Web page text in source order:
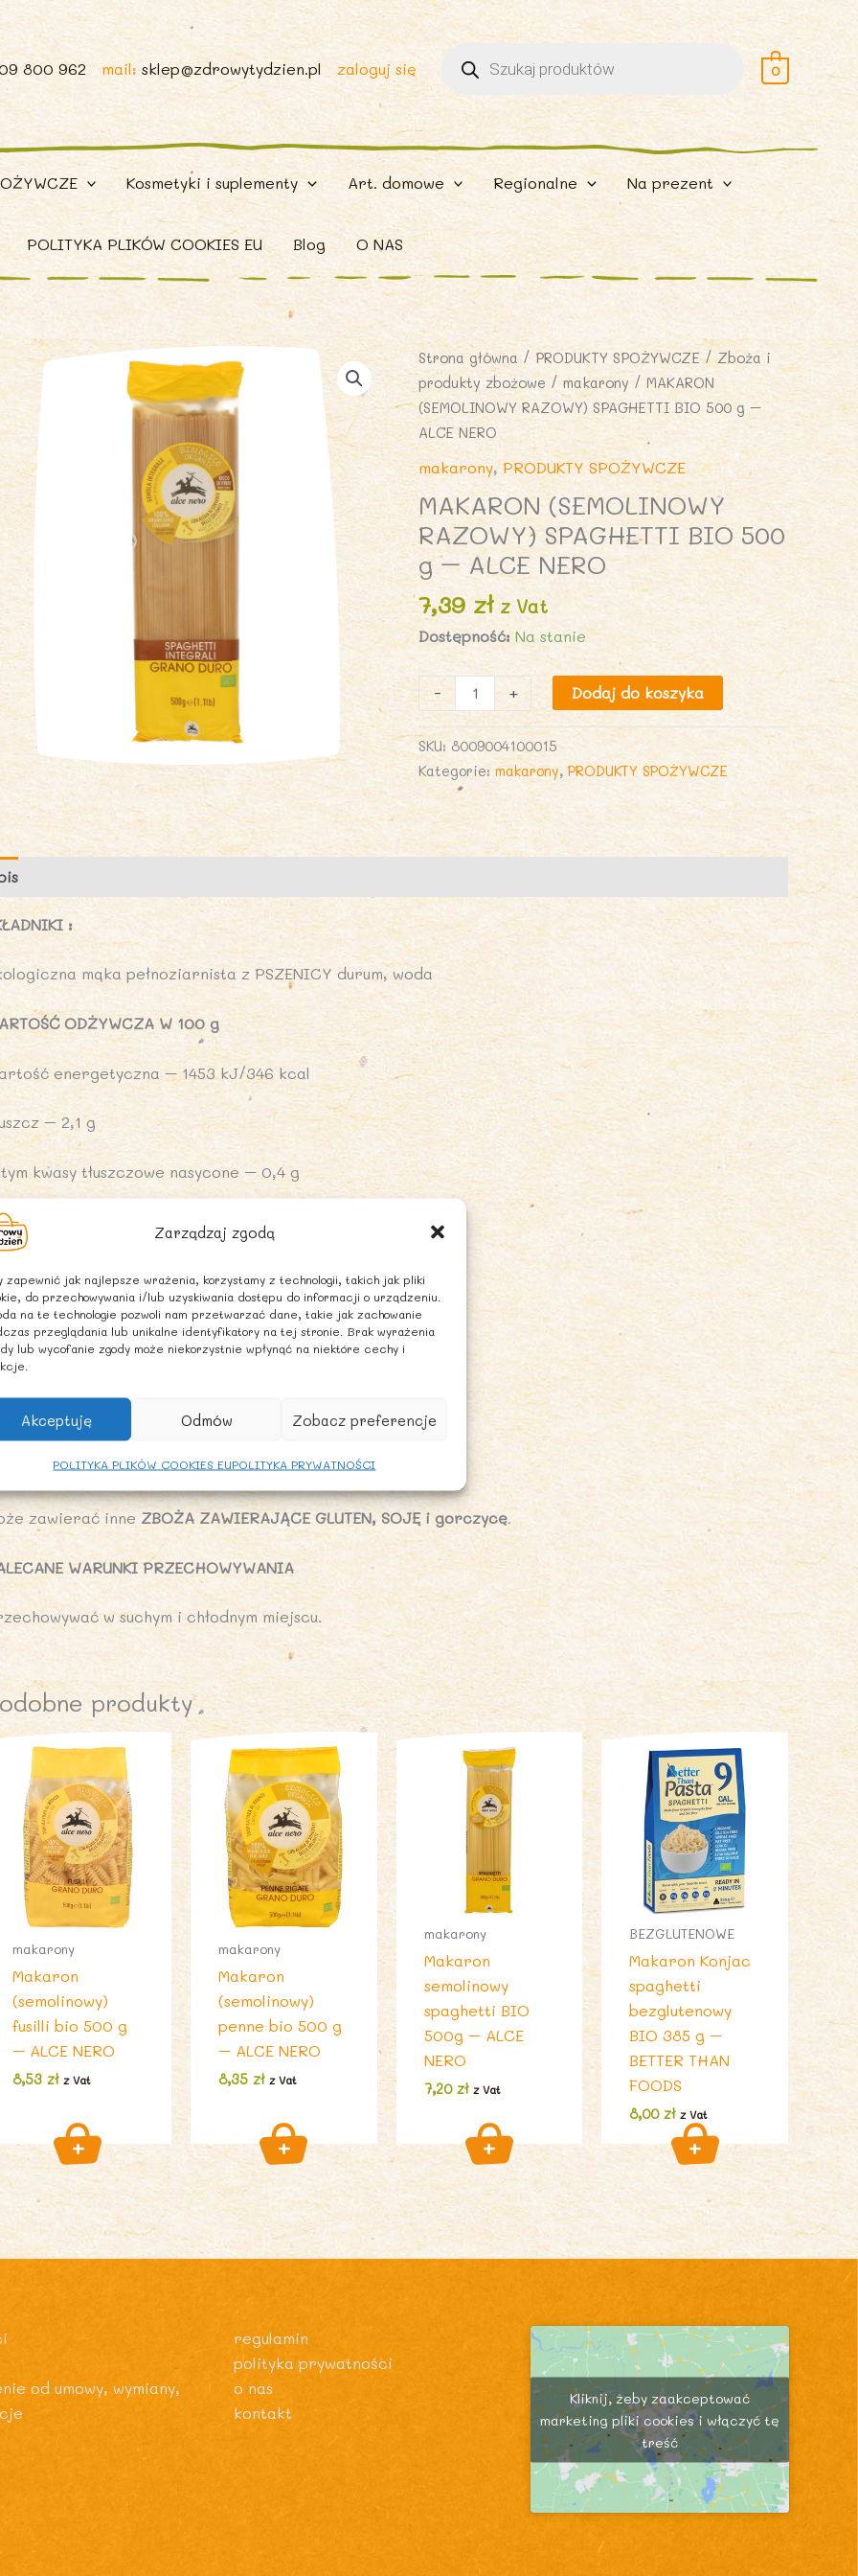
Zarządzaj zgodą
zapewnić jak najlepsze wrażenia, korzystamy z technologii, takich jak pliki
do przechowywania i/lub uzyskiwania dostępu do informacji o urządzeniu.
na te technologie pozwoli nam przetwarzać dane, takie jak zachowanie
przeglądania lub unikalne identyfikatory na tej stronie. Brak wyrażenia
lub wycofanie zgody może niekorzystnie wpłynąć na niektóre cechy i
Akceptuję Odmów Zobacz preferencje
POLITYKA PLIKÓW COOKIES EUPOLITYKA PRYWATNOŚCI
800 962 mail: sklep@zdrowytydzien.pl zaloguj się
Wyszukiwarka
produktów 0
Kosmetyki i suplementy Art. domowe Regionalne Na prezent
POLITYKA PLIKÓW COOKIES EU Blog O NAS
Strona główna / PRODUKTY SPOŻYWCZE/Zboża i
produkty zbożowe /makarony / MAKARON
(SEMOLINOWY RAZOWY) SPAGHETTI BIO 500 g –
ALCE NERO
makarony, PRODUKTY SPOŻYWCZE
MAKARON (SEMOLINOWY
RAZOWY) SPAGHETTI BIO 500
g – ALCE NERO
7,39 zł z Vat
Dostępność: Na stanie
-
ilość
MAKARON
(SEMOLINOWY
RAZOWY)
SPAGHETTI
BIO
500
ALCE
NERO
+ Dodaj do koszyka
SKU: 8009004100015
Kategorie:makarony,PRODUKTY SPOŻYWCZE
:
mąka pełnoziarnista z PSZENICY durum, woda
ODŻYWCZA W 100 g
energetyczna – 1453 kJ/346 kcal
– 2,1 g
kwasy tłuszczowe nasycone – 0,4 g
– 66 g
tym cukry – 3,2 g
– 7,7 g
– 12 g
– 0 g
ALERGENNA
zawierać inne ZBOŻA ZAWIERAJĄCE GLUTEN, SOJĘ i gorczycę.
WARUNKI PRZECHOWYWANIA
w suchym i chłodnym miejscu.
produkty
makarony
Makaron
(semolinowy)
fusilli bio 500 g
– ALCE NERO
8,53zł z Vat
makarony
Makaron
(semolinowy)
penne bio 500 g
– ALCE NERO
8,35 zł z Vat
makarony
Makaron
semolinowy
spaghetti BIO
500g – ALCE
NERO
7,20 zł z Vat
BEZGLUTENOWE
Makaron Konjac
spaghetti
bezglutenowy
BIO 385 g –
BETTER THAN
FOODS
8,00zł z Vat
od umowy, wymiany,
regulamin
polityka prywatności
o nas
kontakt
Kliknij, żeby zaakceptować
marketing pliki cookies i włączyć tę
treść